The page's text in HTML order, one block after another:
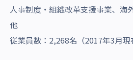
人事制度・組織改革支援事業、海
他
従業員数：2,268名（2017年3月現